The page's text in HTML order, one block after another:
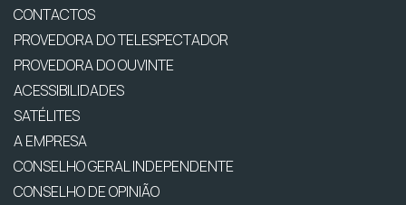
CONTACTOS
PROVEDORA DO TELESPECTADOR
PROVEDORA DO OUVINTE
ACESSIBILIDADES
SATÉLITES
A EMPRESA
CONSELHO GERAL INDEPENDENTE
CONSELHO DE OPINIÃO